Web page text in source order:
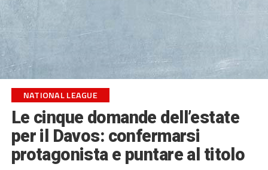
NATIONAL LEAGUE
Le cinque domande dell’estate
per il Davos: confermarsi
protagonista e puntare al titolo